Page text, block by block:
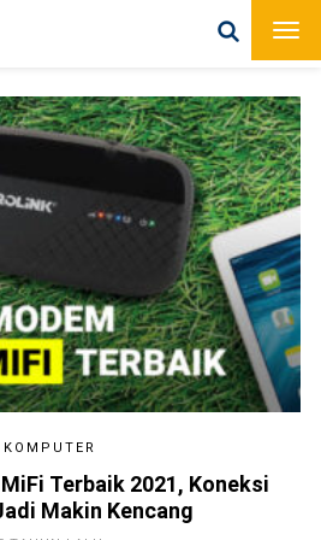
KOMPUTER
Terbaik 2021, Koneksi
Makin Kencang